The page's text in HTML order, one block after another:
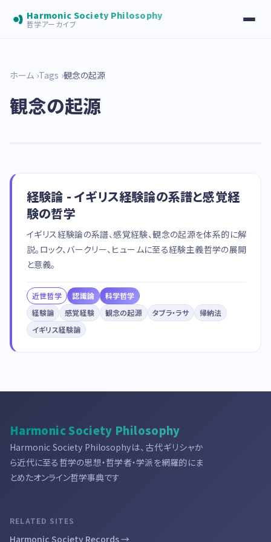
Harmonic Society Philosophy
哲学アーカイブ
ホーム Tags 観念の起源
観念の起源
経験論 - イギリス経験論の系譜と感覚経
験の哲学
イギリス経験論の系譜、感覚経験、観念の起源を体系的に解
説。ロック、バークリー、ヒュームに至る経験主義哲学の展開
と意義。
近世哲学 認識論
科学哲学
経験論
感覚経験 観念の起源 タブラ・ラサ
帰納法
イギリス経験論
Harmonic Society Philosophy
Harmonic Society Philosophyは、古代ギリシャか
ら近代に至る哲学の思想・哲学者・学派を網羅的にま
とめたオンライン哲学事典です
RELATED SITES
Harmonic Society Records →